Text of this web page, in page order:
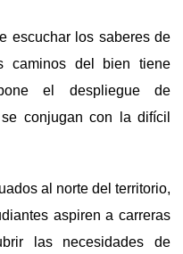
escuchar los saberes de
caminos del bien tiene
el despliegue de
conjugan con la difícil
al norte del territorio,
aspiren a carreras
las necesidades de